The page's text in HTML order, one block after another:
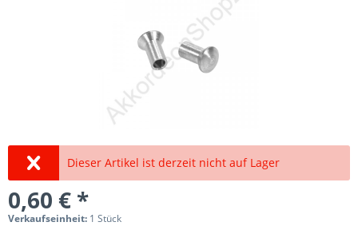
Dieser Artikel ist derzeit nicht auf Lager
0,60 € *
Verkaufseinheit: 1 Stück